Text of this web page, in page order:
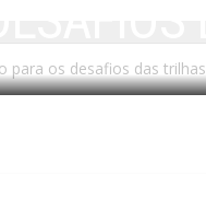
para os desafios das trilhas